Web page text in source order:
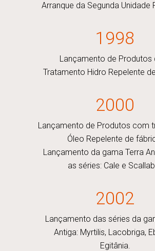
Arranque da Segunda Unidade
1998
Lançamento de Produtos
Tratamento Hidro Repelente
2000
Lançamento de Produtos com
Óleo Repelente de
Lançamento da gama Terra
as séries: Cale e
2002
Lançamento das séries da
Antiga: Myrtilis, Lacobriga,
Egitânia.